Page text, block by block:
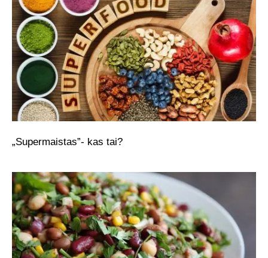
„Supermaistas”- kas tai?